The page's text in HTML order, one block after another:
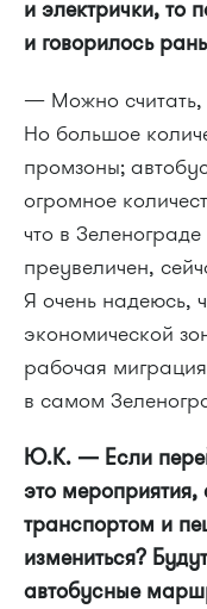
и электрички, то
и говорилось
— Можно считать,
Но большое
промзоны;
огромное
что в
преувеличен,
Я очень надеюсь,
экономической
рабочая
в самом
Ю.К. — Если
это
транспортом и
измениться?
автобусные